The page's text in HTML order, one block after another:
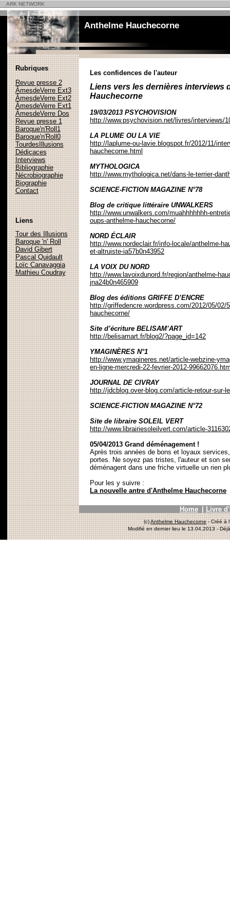
ARK NETWORK
Anthelme Hauchecorne
Rubriques
Revue presse 2
ÂmesdeVerre Ext3
ÂmesdeVerre Ext2
ÂmesdeVerre Ext1
ÂmesdeVerre Dos
Revue presse 1
Baroque'n'Roll1
Baroque'n'Roll0
TourdesIllusions
Dédicaces
Interviews
Bibliographie
Nécrobiographie
Biographie
Contact
Liens
Tour des Illusions
Baroque 'n' Roll
David Gibert
Pascal Quidault
Loïc Canavaggia
Mathieu Coudray
Les confidences de l'auteur
Liens vers les dernières interviews
Hauchecorne
19/03/2013 PSYCHOVISION
http://www.psychovision.net/livres/interviews/
LA PLUME OU LA VIE
http://laplume-ou-lavie.blogspot.fr/2012/11/
hauchecorne.html
MYTHOLOGICA
http://www.mythologica.net/dans-le-terrier-
SCIENCE-FICTION MAGAZINE N°78
Blog de critique littéraire UNWALKERS
http://www.unwalkers.com/muahhhhhhh-
oups-anthelme-hauchecorne/
NORD ÉCLAIR
http://www.nordeclair.fr/info-locale/anthelme-
et-altruiste-ia57b0n43952
LA VOIX DU NORD
http://www.lavoixdunord.fr/region/anthelme-
jna24b0n465909
Blog des éditions GRIFFE D’ENCRE
http://griffedencre.wordpress.com/2012/05/02/
hauchecorne/
Site d’écriture BELISAM’ART
http://belisamart.fr/blog2/?page_id=142
YMAGINÈRES N°1
http://www.ymagineres.net/article-webzine-
en-ligne-mercredi-22-fevrier-2012-
JOURNAL DE CIVRAY
http://jdcblog.over-blog.com/article-retour-sur-
SCIENCE-FICTION MAGAZINE N°72
Site de libraire SOLEIL VERT
http://www.librairiesoleilvert.com/article-
05/04/2013 Grand déménagement !
Après trois années de bons et loyaux
portes. Ne soyez pas tristes, l'auteur et son
déménagent dans une friche virtuelle un rien
Pour les y suivre :
La nouvelle antre d'Anthelme Hauchecorne
Home Livre
(c)Anthelme Hauchecorne- Créé à
Modifié en dernier lieu le 13.04.2013-